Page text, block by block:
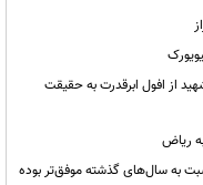
از افول ابرقدرت به حقیقت
ریاض
به سال‌های گذشته موفق‌تر بوده